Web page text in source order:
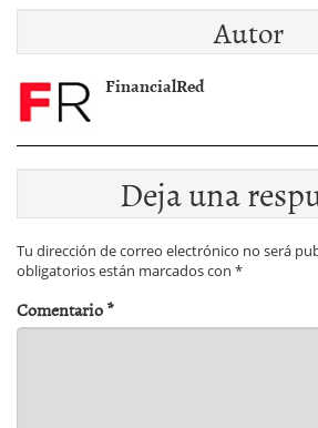
Autor
FinancialRed
Deja una
Tu dirección de correo electrónico no será
obligatorios están marcados con *
Comentario*